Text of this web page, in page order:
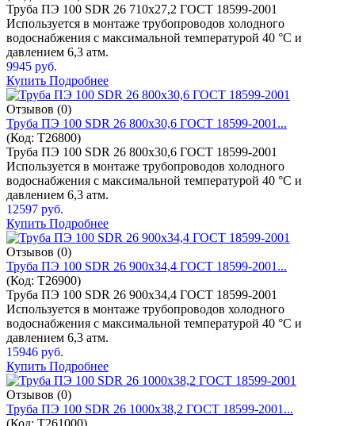
Труба ПЭ 100 SDR 26 710x27,2 ГОСТ 18599-2001
Используется в монтаже трубопроводов холодного
водоснабжения с максимальной температурой 40 °C и
давлением 6,3 атм.
9945 руб.
Купить Подробнее
Отзывов (0)
Труба ПЭ 100 SDR 26 800x30,6 ГОСТ 18599-2001...
(Код: T26800)
Труба ПЭ 100 SDR 26 800x30,6 ГОСТ 18599-2001
Используется в монтаже трубопроводов холодного
водоснабжения с максимальной температурой 40 °C и
давлением 6,3 атм.
12597 руб.
Купить Подробнее
Отзывов (0)
Труба ПЭ 100 SDR 26 900x34,4 ГОСТ 18599-2001...
(Код: T26900)
Труба ПЭ 100 SDR 26 900x34,4 ГОСТ 18599-2001
Используется в монтаже трубопроводов холодного
водоснабжения с максимальной температурой 40 °C и
давлением 6,3 атм.
15946 руб.
Купить Подробнее
Отзывов (0)
Труба ПЭ 100 SDR 26 1000x38,2 ГОСТ 18599-2001...
(Код: T261000)